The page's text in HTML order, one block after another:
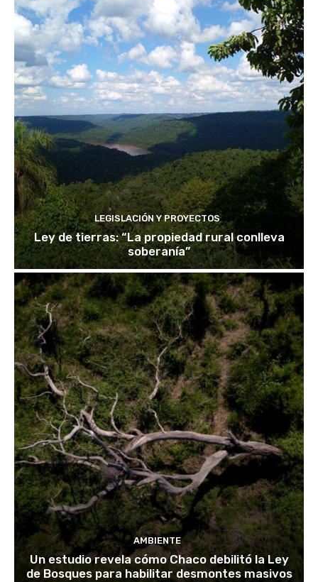
LEGISLACIÓN Y PROYECTOS
Ley de tierras: “La propiedad rural conlleva
soberanía”
AMBIENTE
Un estudio revela cómo Chaco debilitó la Ley
de Bosques para habilitar desmontes masivos